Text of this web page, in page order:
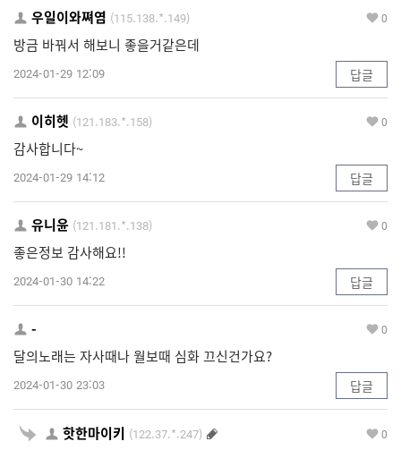
우일이와쪄염 (115.138.*.149) 0
방금 바꿔서 해보니 좋을거같은데
2024-01-29 12:09 답글
이히헷 (121.183.*.158) 0
감사합니다~
2024-01-29 14:12 답글
유니윤 (121.181.*.138) 0
좋은정보 감사해요!!
2024-01-30 14:22 답글
- 0
달의노래는 자사때나 월보때 심화 끄신건가요?
2024-01-30 23:03 답글
핫한마이키 (122.37.*.247) 0